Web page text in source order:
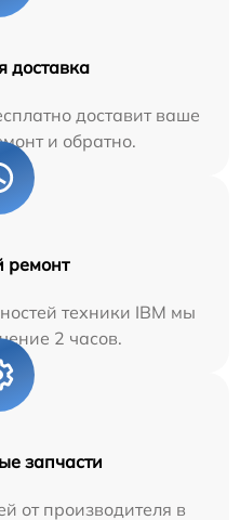
доставка
доставит ваше
и обратно.
ремонт
техники IBM мы
2 часов.
запчасти
от производителя в